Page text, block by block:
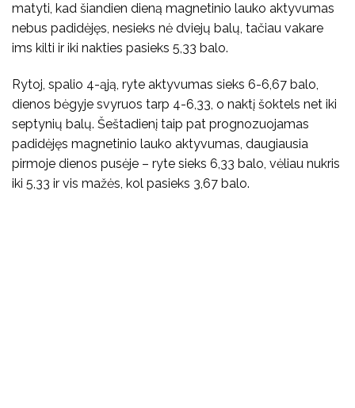
matyti, kad šiandien dieną magnetinio lauko aktyvumas
nebus padidėjęs, nesieks nė dviejų balų, tačiau vakare
ims kilti ir iki nakties pasieks 5,33 balo.
Rytoj, spalio 4-ąją, ryte aktyvumas sieks 6-6,67 balo,
dienos bėgyje svyruos tarp 4-6,33, o naktį šoktels net iki
septynių balų. Šeštadienį taip pat prognozuojamas
padidėjęs magnetinio lauko aktyvumas, daugiausia
pirmoje dienos pusėje – ryte sieks 6,33 balo, vėliau nukris
iki 5,33 ir vis mažės, kol pasieks 3,67 balo.